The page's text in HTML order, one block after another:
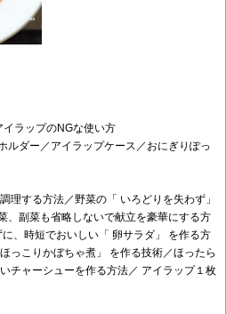
ラップのNGな使い方
ダー／アイラップケース／おにぎりぽっ
理する方法／野菜の「 いろどりを失わず」
、副菜も省略しないで献立を豪華にする方
、時短でおいしい「 卵サラダ」 を作る方
っこりかぼちゃ煮」 を作る技術／ほったら
チャーシューを作る方法／ アイラップ１枚